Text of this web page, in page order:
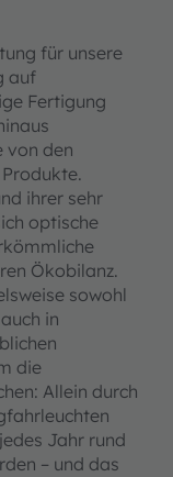
für unsere
auf
Fertigung
von den
ihrer sehr
optische
Ökobilanz.
sowohl
in
die
Allein durch
Jahr rund
– und das